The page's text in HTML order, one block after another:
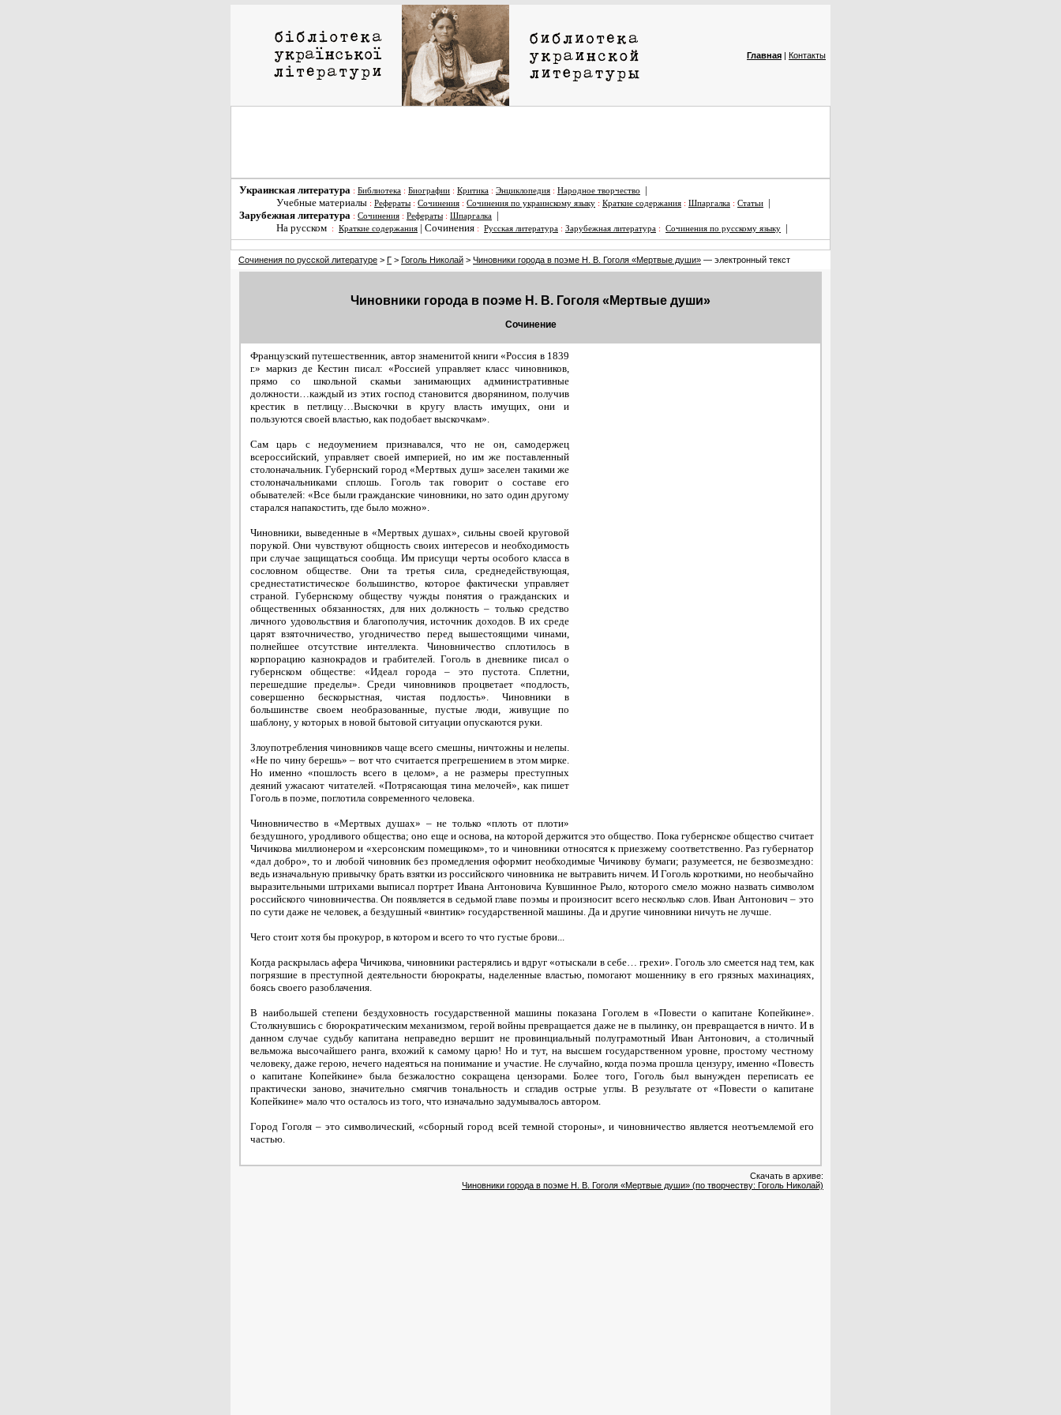
Главная | Контакты
Украинская литература : Библиотека : Биографии : Критика : Энциклопедия : Народное творчество
|
Учебные материалы : Рефераты : Сочинения : Сочинения по украинскому языку : Краткие содержания : Шпаргалка : Статьи
|
Зарубежная литература : Сочинения : Рефераты : Шпаргалка
|
На русском
: Краткие содержания | Сочинения : Русская литература : Зарубежная литература : Сочинения по русскому языку |
Сочинения по русской литературе > Г > Гоголь Николай > Чиновники города в поэме Н. В. Гоголя «Мертвые души» — электронный текст
Чиновники города в поэме Н. В. Гоголя «Мертвые души»
Сочинение
Французский путешественник, автор знаменитой книги «Россия в 1839
г.» маркиз де Кестин писал: «Россией управляет класс чиновников,
прямо со школьной скамьи занимающих административные
должности…каждый из этих господ становится дворянином, получив
крестик в петлицу…Выскочки в кругу власть имущих, они и
пользуются своей властью, как подобает выскочкам».
Сам царь с недоумением признавался, что не он, самодержец
всероссийский, управляет своей империей, но им же поставленный
столоначальник. Губернский город «Мертвых душ» заселен такими же
столоначальниками сплошь. Гоголь так говорит о составе его
обывателей: «Все были гражданские чиновники, но зато один другому
старался напакостить, где было можно».
Чиновники, выведенные в «Мертвых душах», сильны своей круговой
порукой. Они чувствуют общность своих интересов и необходимость
при случае защищаться сообща. Им присущи черты особого класса в
сословном обществе. Они та третья сила, среднедействующая,
среднестатистическое большинство, которое фактически управляет
страной. Губернскому обществу чужды понятия о гражданских и
общественных обязанностях, для них должность – только средство
личного удовольствия и благополучия, источник доходов. В их среде
царят взяточничество, угодничество перед вышестоящими чинами,
полнейшее отсутствие интеллекта. Чиновничество сплотилось в
корпорацию казнокрадов и грабителей. Гоголь в дневнике писал о
губернском обществе: «Идеал города – это пустота. Сплетни,
перешедшие пределы». Среди чиновников процветает «подлость,
совершенно бескорыстная, чистая подлость». Чиновники в
большинстве своем необразованные, пустые люди, живущие по
шаблону, у которых в новой бытовой ситуации опускаются руки.
Злоупотребления чиновников чаще всего смешны, ничтожны и нелепы.
«Не по чину берешь» – вот что считается прегрешением в этом мирке.
Но именно «пошлость всего в целом», а не размеры преступных
деяний ужасают читателей. «Потрясающая тина мелочей», как пишет
Гоголь в поэме, поглотила современного человека.
Чиновничество в «Мертвых душах» – не только «плоть от плоти»
бездушного, уродливого общества; оно еще и основа, на которой держится это общество. Пока губернское общество считает
Чичикова миллионером и «херсонским помещиком», то и чиновники относятся к приезжему соответственно. Раз губернатор
«дал добро», то и любой чиновник без промедления оформит необходимые Чичикову бумаги; разумеется, не безвозмездно:
ведь изначальную привычку брать взятки из российского чиновника не вытравить ничем. И Гоголь короткими, но необычайно
выразительными штрихами выписал портрет Ивана Антоновича Кувшинное Рыло, которого смело можно назвать символом
российского чиновничества. Он появляется в седьмой главе поэмы и произносит всего несколько слов. Иван Антонович – это
по сути даже не человек, а бездушный «винтик» государственной машины. Да и другие чиновники ничуть не лучше.
Чего стоит хотя бы прокурор, в котором и всего то что густые брови...
Когда раскрылась афера Чичикова, чиновники растерялись и вдруг «отыскали в себе… грехи». Гоголь зло смеется над тем, как
погрязшие в преступной деятельности бюрократы, наделенные властью, помогают мошеннику в его грязных махинациях,
боясь своего разоблачения.
В наибольшей степени бездуховность государственной машины показана Гоголем в «Повести о капитане Копейкине».
Столкнувшись с бюрократическим механизмом, герой войны превращается даже не в пылинку, он превращается в ничто. И в
данном случае судьбу капитана неправедно вершит не провинциальный полуграмотный Иван Антонович, а столичный
вельможа высочайшего ранга, вхожий к самому царю! Но и тут, на высшем государственном уровне, простому честному
человеку, даже герою, нечего надеяться на понимание и участие. Не случайно, когда поэма прошла цензуру, именно «Повесть
о капитане Копейкине» была безжалостно сокращена цензорами. Более того, Гоголь был вынужден переписать ее
практически заново, значительно смягчив тональность и сгладив острые углы. В результате от «Повести о капитане
Копейкине» мало что осталось из того, что изначально задумывалось автором.
Город Гоголя – это символический, «сборный город всей темной стороны», и чиновничество является неотъемлемой его
частью.
Скачать в архиве:
Чиновники города в поэме Н. В. Гоголя «Мертвые души» (по творчеству: Гоголь Николай)